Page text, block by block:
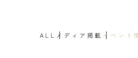
ALL メディア掲載 イベント